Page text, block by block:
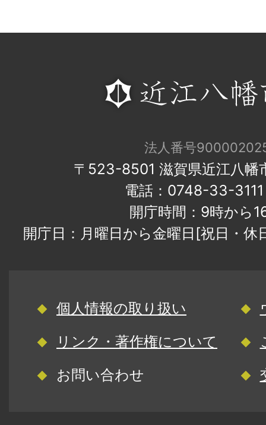
法人番号
〒523-8501 滋賀県近江八幡
電話：0748-33-
開庁時間：9時から
開庁日：月曜日から金曜日[祝日・
個人情報の取り扱い
リンク・著作権について
お問い合わせ